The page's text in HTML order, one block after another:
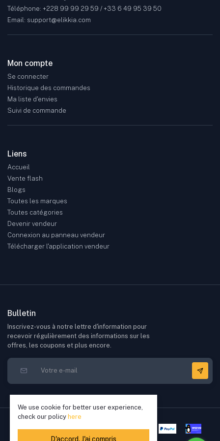
Téléphone: +228 99 99 29 59 / +33 6 49 95 39 50
Email: support@elikkia.com
Mon compte
Se connecter
Historique des commandes
Ma liste d'envies
Suivi de commande
Liens
Accueil
Vente flash
Blogs
Toutes les marques
Toutes catégories
Devenir vendeur
Connexion au panneau vendeur
Télécharger l'application vendeur
Bulletin
Inscrivez-vous à notre lettre d'information pour
recevoir régulièrement des informations sur les
offres, les coupons et plus encore.
We use cookie for better user experience,
check our policy here
D'accord. J'ai compris